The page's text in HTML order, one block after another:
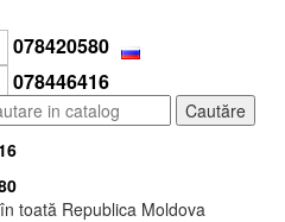
078420580
078446416
Cautăre
toată Republica Moldova